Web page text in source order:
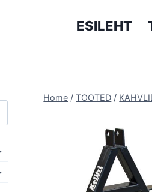
ESILEHT
Home / TOOTED /